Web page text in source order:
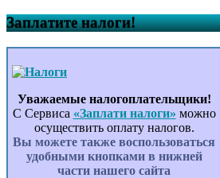
Заплатите налоги!
Уважаемые налогоплательщики!
С Сервиса «Заплати налоги» можно
осуществить оплату налогов.
Вы можете также воспользоваться
удобными кнопками в нижней
части нашего сайта